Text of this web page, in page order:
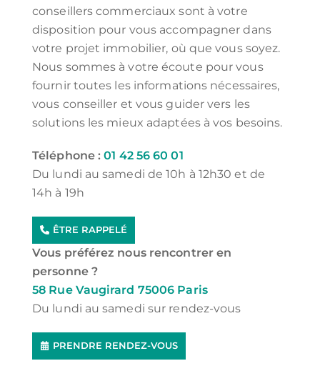
conseillers commerciaux sont à votre
disposition pour vous accompagner dans
votre projet immobilier, où que vous soyez.
Nous sommes à votre écoute pour vous
fournir toutes les informations nécessaires,
vous conseiller et vous guider vers les
solutions les mieux adaptées à vos besoins.
Téléphone :01 42 56 60 01
Du lundi au samedi de 10h à 12h30 et de
14h à 19h
ÊTRE RAPPELÉ
Vous préférez nous rencontrer en
personne ?
58 Rue Vaugirard 75006 Paris
Du lundi au samedi sur rendez-vous
PRENDRE RENDEZ-VOUS